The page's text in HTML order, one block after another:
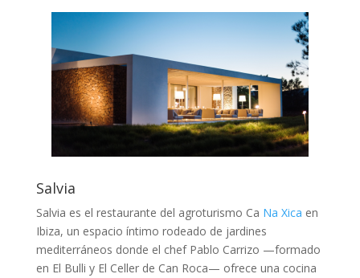
Salvia
Salvia es el restaurante del agroturismo Ca Na Xica en
Ibiza, un espacio íntimo rodeado de jardines
mediterráneos donde el chef Pablo Carrizo —formado
en El Bulli y El Celler de Can Roca— ofrece una cocina